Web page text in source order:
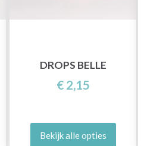
DROPS BELLE
€ 2,15
Bekijk alle opties